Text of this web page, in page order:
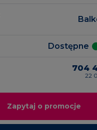
Dostępne
704
22
Zapytaj o promocje